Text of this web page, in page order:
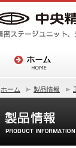
ホーム 製品情報